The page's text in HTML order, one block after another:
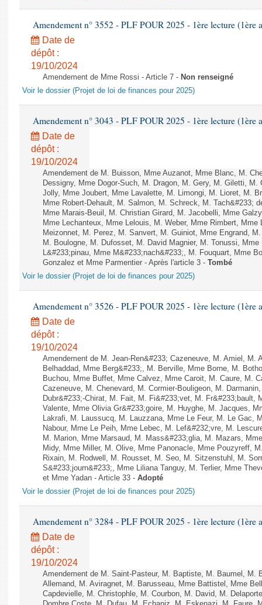
Amendement n° 3552 - PLF POUR 2025 - 1ère lecture (1ère
Date de
dépôt :
19/10/2024
Amendement de Mme Rossi - Article 7 - Non renseigné
Voir le dossier (Projet de loi de finances pour 2025)
Amendement n° 3043 - PLF POUR 2025 - 1ère lecture (1ère
Date de
dépôt :
19/10/2024
Amendement de M. Buisson, Mme Auzanot, Mme Blanc, M.
Dessigny, Mme Dogor-Such, M. Dragon, M. Gery, M. Giletti,
Jolly, Mme Joubert, Mme Lavalette, M. Limongi, M. Lioret, M.
Mme Robert-Dehault, M. Salmon, M. Schreck, M. Tach&#233;
Mme Marais-Beuil, M. Christian Girard, M. Jacobelli, Mme
Mme Lechanteux, Mme Lelouis, M. Weber, Mme Rimbert,
Meizonnet, M. Perez, M. Sanvert, M. Guiniot, Mme Engrand,
M. Boulogne, M. Dufosset, M. David Magnier, M. Tonussi,
L&#233;pinau, Mme M&#233;nach&#233;, M. Fouquart, Mme
Gonzalez et Mme Parmentier - Après l'article 3 - Tombé
Voir le dossier (Projet de loi de finances pour 2025)
Amendement n° 3526 - PLF POUR 2025 - 1ère lecture (1ère
Date de
dépôt :
19/10/2024
Amendement de M. Jean-Ren&#233; Cazeneuve, M. Amiel, M.
Belhaddad, Mme Berg&#233;, M. Berville, Mme Borne, M.
Buchou, Mme Buffet, Mme Calvez, Mme Caroit, M. Caure, M.
Cazeneuve, M. Chenevard, M. Cormier-Bouligeon, M.
Dubr&#233;-Chirat, M. Fait, M. Fi&#233;vet, M. Fr&#233;bault,
Valente, Mme Olivia Gr&#233;goire, M. Huyghe, M. Jacques,
Lakrafi, M. Laussucq, M. Lauzzana, Mme Le Feur, M. Le Gac,
Nabour, Mme Le Peih, Mme Lebec, M. Lef&#232;vre, M.
M. Marion, Mme Marsaud, M. Mass&#233;glia, M. Mazars,
Midy, Mme Miller, M. Olive, Mme Panonacle, Mme Pouzyreff,
Rixain, M. Rodwell, M. Rousset, M. Seo, M. Sitzenstuhl, M.
S&#233;journ&#233;, Mme Liliana Tanguy, M. Terlier, Mme
et Mme Yadan - Article 33 - Adopté
Voir le dossier (Projet de loi de finances pour 2025)
Amendement n° 3284 - PLF POUR 2025 - 1ère lecture (1ère
Date de
dépôt :
19/10/2024
Amendement de M. Saint-Pasteur, M. Baptiste, M. Baumel, M.
Allemand, M. Aviragnet, M. Barusseau, Mme Battistel, Mme
Capdevielle, M. Christophle, M. Courbon, M. David, M.